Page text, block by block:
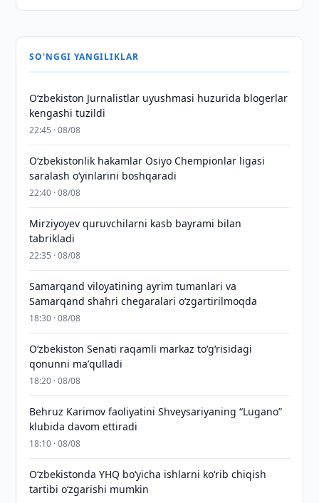
SO'NGGI YANGILIKLAR
O‘zbekiston Jurnalistlar uyushmasi huzurida blogerlar
kengashi tuzildi
22:45 · 08/08
O‘zbekistonlik hakamlar Osiyo Chempionlar ligasi
saralash o‘yinlarini boshqaradi
22:40 · 08/08
Mirziyoyev quruvchilarni kasb bayrami bilan
tabrikladi
22:35 · 08/08
Samarqand viloyatining ayrim tumanlari va
Samarqand shahri chegaralari oʻzgartirilmoqda
18:30 · 08/08
Oʻzbekiston Senati raqamli markaz toʻgʻrisidagi
qonunni maʼqulladi
18:20 · 08/08
Behruz Karimov faoliyatini Shveysariyaning “Lugano”
klubida davom ettiradi
18:10 · 08/08
O‘zbekistonda YHQ bo‘yicha ishlarni ko‘rib chiqish
tartibi o‘zgarishi mumkin